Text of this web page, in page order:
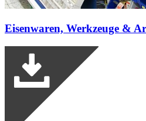
Eisenwaren, Werkzeuge &